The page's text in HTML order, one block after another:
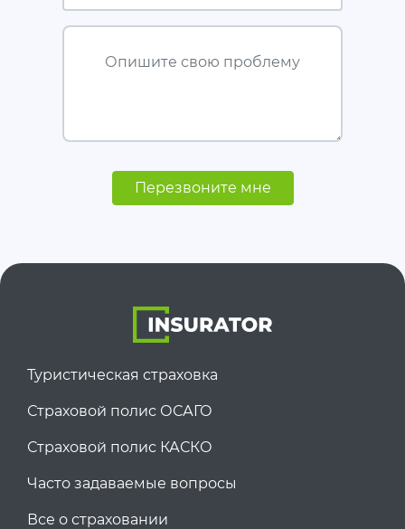
Опишите свою проблему
Перезвоните мне
Туристическая страховка
Страховой полис ОСАГО
Страховой полис КАСКО
Часто задаваемые вопросы
Все о страховании